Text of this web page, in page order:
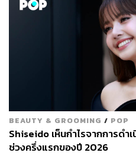
TAGS: APEC 2024 Donald
BEAUTY & GROOMING / POP
Shiseido เห็นกำไรจากการดำ
ช่วงครึ่งแรกของปี 2026